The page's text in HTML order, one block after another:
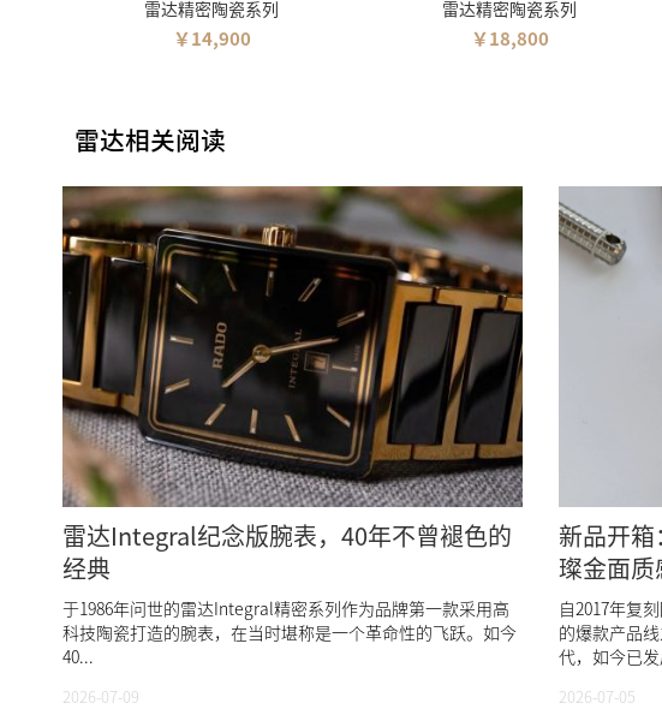
雷达精密陶瓷系列
￥14,900
雷达精密陶瓷系列
￥18,800
雷达相关阅读
雷达Integral纪念版腕表，40年不曾褪色的
经典
于1986年问世的雷达Integral精密系列作为品牌第一款采用高
科技陶瓷打造的腕表，在当时堪称是一个革命性的飞跃。如今
40...
2026-07-09
新品开
璨金面质
自2017年复
的爆款产品
代，如今已
2026-07-05